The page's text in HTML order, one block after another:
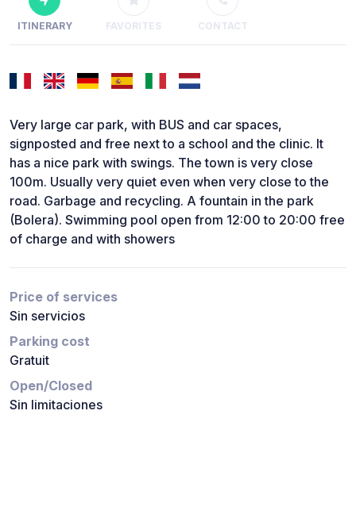
ITINERARY FAVORITES CONTACT
Very large car park, with BUS and car spaces,
signposted and free next to a school and the clinic. It
has a nice park with swings. The town is very close
100m. Usually very quiet even when very close to the
road. Garbage and recycling. A fountain in the park
(Bolera). Swimming pool open from 12:00 to 20:00 free
of charge and with showers
Price of services
Sin servicios
Parking cost
Gratuit
Open/Closed
Sin limitaciones